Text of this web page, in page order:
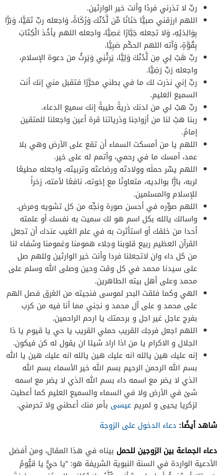
ربِّ لا تذرني فردًا وأنت خير الوارثين.
اللهم ارزقني صبيًّا حَنَانًا مِّن لَّدُنّك وَزَكَاةً، وَاجعله ربِّ تَقيًّا، وَبَرًّا
بِوَالِدَيْهِ، وَلا تجعله جَبَّارًا عَصِيًّا، واجعله اللهم يأخُذ الْكِتَابَ
بِقُوَّةٍ، وَآته اللهم الحكْم صَبِيًّا.
ربِّ هَبْ لِي مِن لَّدُنْكَ وَلِيًّا، يَرِثُنِي وَيَرِثُ من دعوة الإسلام،
واجعله رَبِّ رَضِيًّا.
ربِّ إني نذرت لك ما في بطني محرَّرًا فتقبل مني إنك أنت
السميع العليم.
ربِّ هبْ لي من لدنك ذريةً طيبةً إنك سميع الدعاء.
ربنا هبْ لنا من أزواجنا وذرياتنا قرة أعين واجعلنا للمتقين
إمامً.
اللهم يا من أمسكت السماء أن تقع على الأرض وهي بلا
عمد، أمسك ما في رحمي، وأتمم له على خير.
اللهم يسِّر حملَه وولادتَه ورضاعتَه وتربيتَه، واجعله مطيعًا
لربه، بارًّا بوالديه، متعاونًا مع إخوته، نافعًا لأمته، زخراً
للإسلام والمسلمين.
اللهم صوِّره في أحسن صورة ونجِّه من كل تشويه ومرض.
واسالك يالله بكل اسم هو لك سميت به نفسك أو علمته
أحدا من خلقك أو استأثرت به في علم الغيب عندك أن تجعل
القرآن العظيم ربيع قلوبنا وجلاء همومنا وغمومنا وشفاء لنا
من كل داء وان لاتجعلنا فردا وأنت خير الوارثين وللهم صل
على سيدنا محمد في كل وقت وحين وصلى الله وسلم على
محمد وعلى أهل بيته الطاهرين.
الهي وكما فلقت البحر لموسى فنجيته من الغرق فصل الهم
على محمد و على آل محمد و نجني مما أنا فيه من كرب
بفرج عاجل غير اجل و برحمتك يا ارحم الراحمين.
اللهم اجعل فرجك القريب حملي القريب يا حي يا قيوم يا ذا
الجلال و الاكرام يا من اذا اراد شيئا ان يقول له كن فيكون.
إنه عليك هين يالله انه عليك هين يالله انه عليك هين يا الله
بسم الله الرحمن الرحيم بسم الله خير الأسماء بسم الله
الذي لا يضر مع اسمه داء بسم الله الذي لا يضر مع اسمه
شئ في الأرض ولا في السماء والسميع العليم كما أعطيت
لزكريا يحيى و لمريم عيسى بأمر منك أعطني ولا تحرمني.
شاهد أيضًا: دعاء الدخول على الزوجة
دعاء الجماعة بين الزوجين للحمل بيناه في هذا المقال، ومن أفضل
الأدعية الواردة في السنة النبوية الشريفة هو: “يا حيُّ يا قيُّومُ